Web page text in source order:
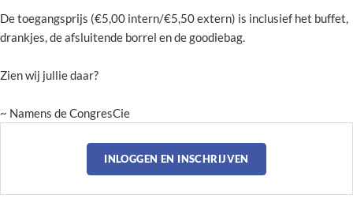
De toegangsprijs (€5,00 intern/€5,50 extern) is inclusief het buffet,
drankjes, de afsluitende borrel en de goodiebag.
Zien wij jullie daar?
~ Namens de CongresCie
INLOGGEN EN INSCHRIJVEN